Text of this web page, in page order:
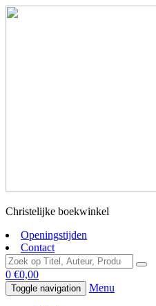
Christelijke boekwinkel
Openingstijden
Contact
0 €0,00
Toggle navigation Menu